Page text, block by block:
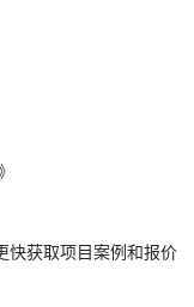
快获取项目案例和报价